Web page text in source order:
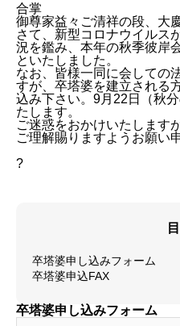
合掌
御尊家益々ご清祥の段、大
さて、新型コロナウイルス
況を鑑み、本年の秋季彼岸
といたしました。
なお、皆様一同に会しての
すが、卒塔婆を建立される
込み下さい。9月22日（秋
たします。
ご迷惑をおかけいたします
ご理解賜りますようお願い
?
卒塔婆申し込みフォーム
卒塔婆申込FAX
卒塔婆申し込みフォーム